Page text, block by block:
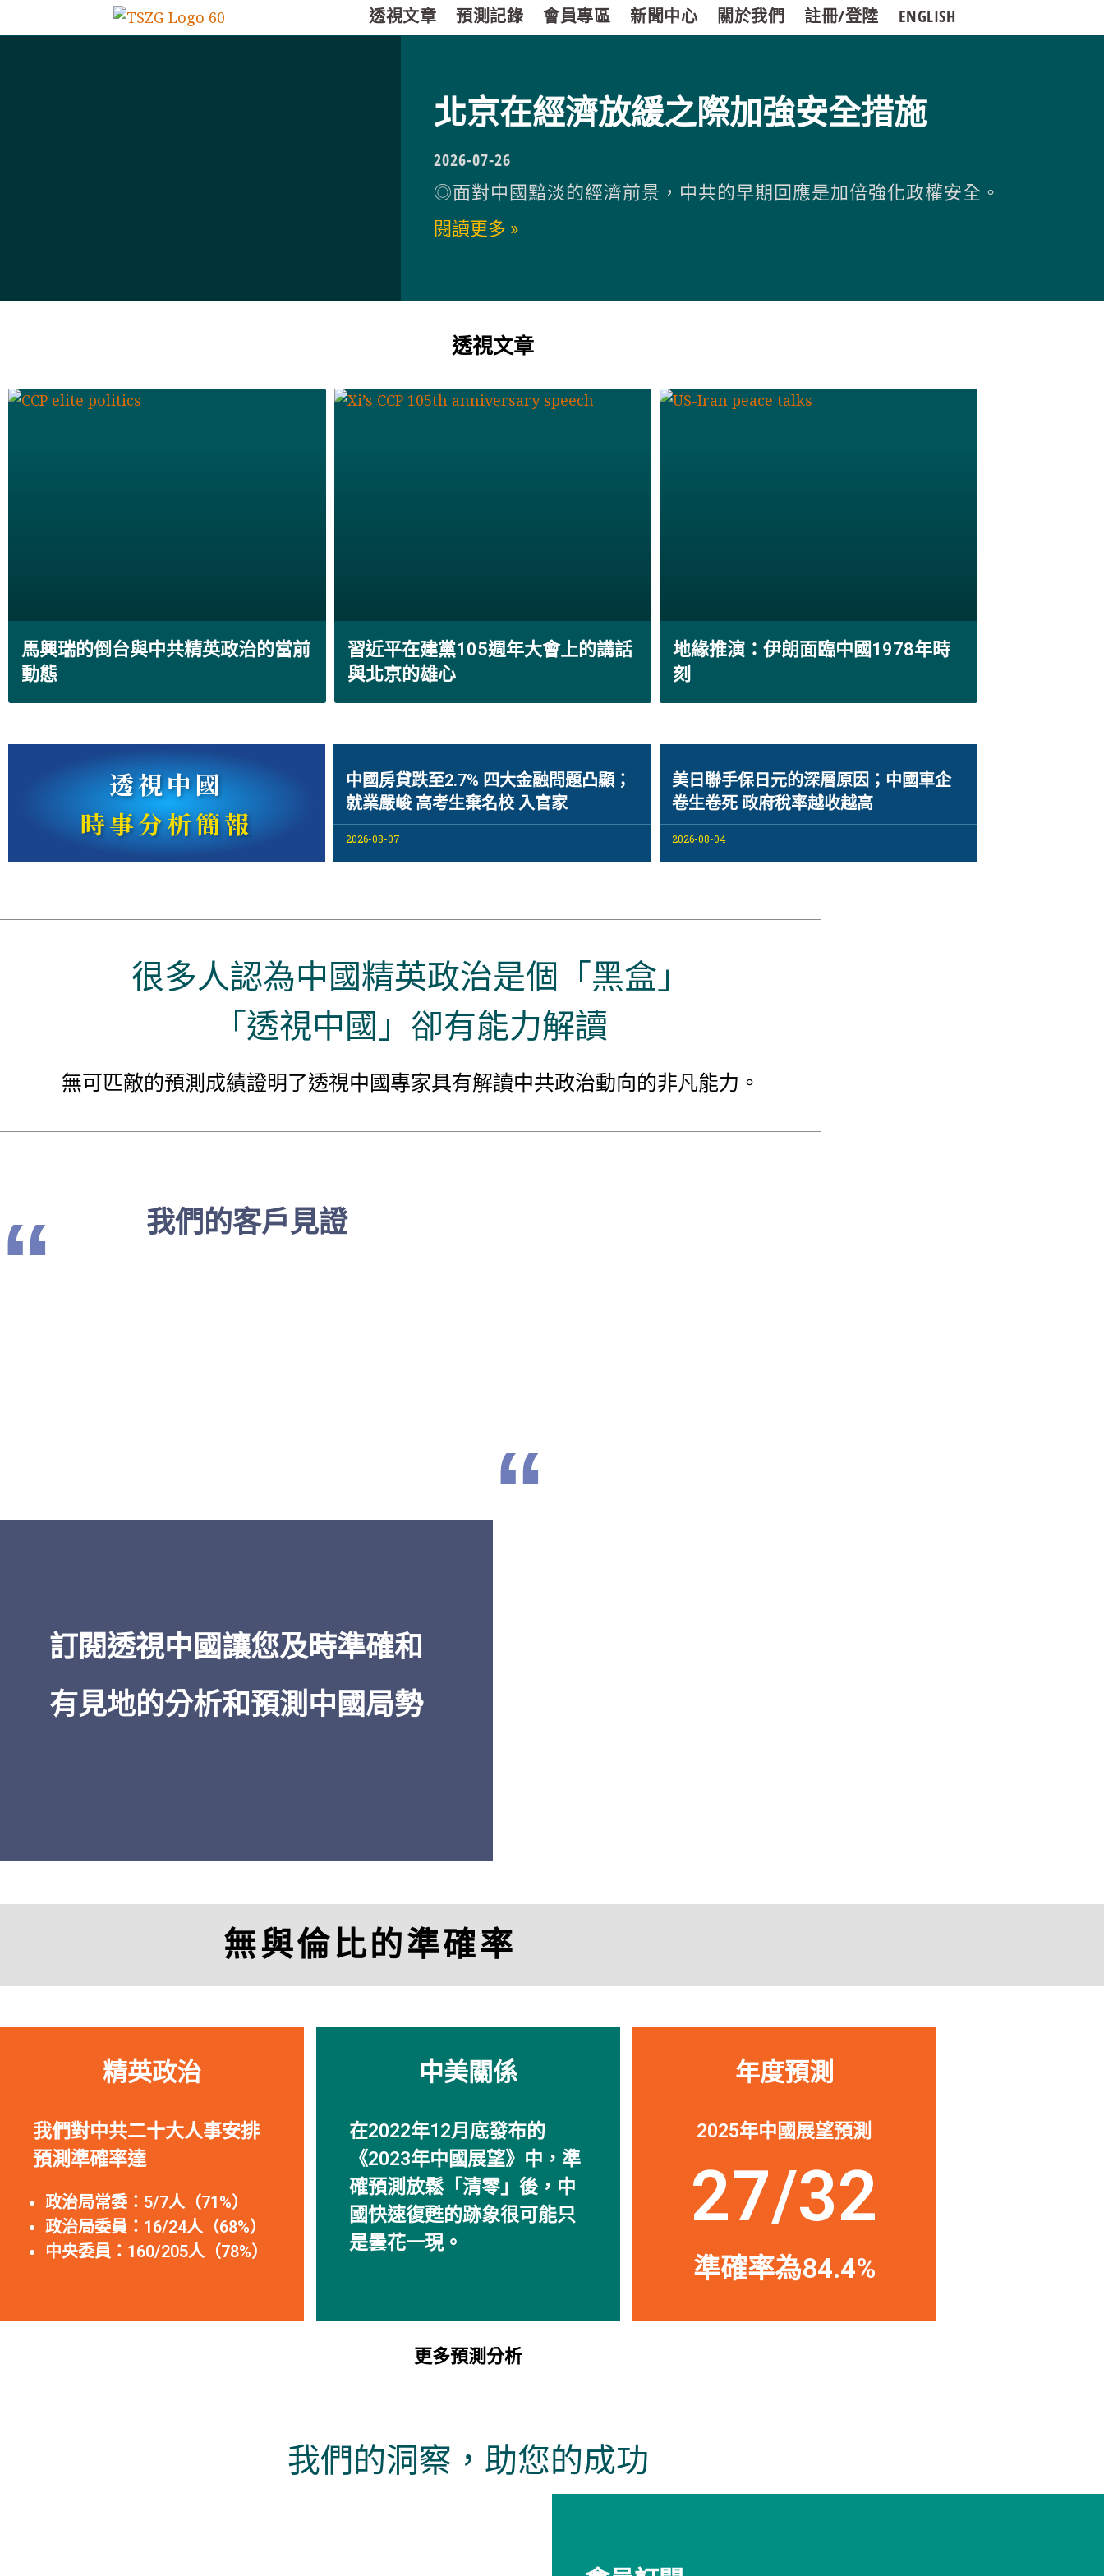
透視文章 預測記錄 會員專區 新聞中心 關於我們 註冊/登陸 ENGLISH
北京在經濟放緩之際加強安全措施
2026-07-26
◎面對中國黯淡的經濟前景，中共的早期回應是加倍強化政權安全。
閱讀更多 »
透視文章
馬興瑞的倒台與中共精英政治的當前
動態
習近平在建黨105週年大會上的講話
與北京的雄心
地緣推演：伊朗面臨中國1978年時
刻
透視中國
時事分析簡報
中國房貸跌至2.7% 四大金融問題凸顯；
就業嚴峻 高考生棄名校 入官家
2026-08-07
美日聯手保日元的深層原因；中國車企
卷生卷死 政府稅率越收越高
2026-08-04
很多人認為中國精英政治是個「黑盒」
「透視中國」卻有能力解讀
無可匹敵的預測成績證明了透視中國專家具有解讀中共政治動向的非凡能力。
我們的客戶見證
“
情報，透視中國都是獨一無二的。」
美國前海軍密碼專家
訂閱透視中國讓您及時準確和
有見地的分析和預測中國局勢
“
Managing Director, Murdock Capital Partners
無與倫比的準確率
精英政治
我們對中共二十大人事安排
預測準確率達
政治局常委：5/7人（71%）
政治局委員：16/24人（68%）
中央委員：160/205人（78%）
中美關係
在2022年12月底發布的
《2023年中國展望》中，準
確預測放鬆「清零」後，中
國快速復甦的跡象很可能只
是曇花一現。
年度預測
2025年中國展望預測
27/32
準確率為84.4%
更多預測分析
我們的洞察，助您的成功